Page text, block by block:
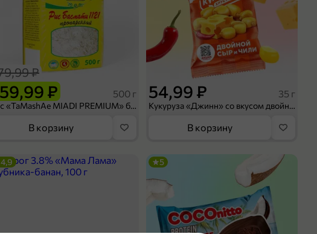
₽
₽
500 г
Рис «TaMashAe MIADI PREMIUM» басмати пропаренный, 500 г
В корзину
54,99 ₽ 35 г
Кукуруза «Джинн» со вкусом двойного сыра и чили, 35 г
В корзину
4,9 5